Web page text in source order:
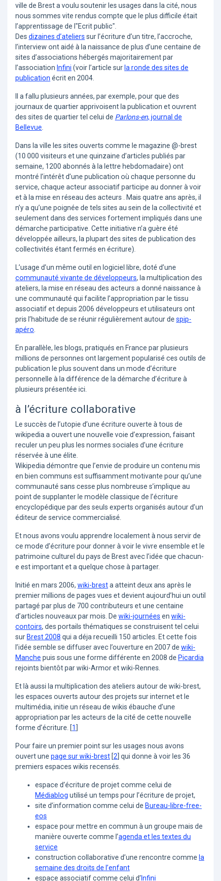
ville de Brest a voulu soutenir les usages dans la cité, nous
nous sommes vite rendus compte que le plus difficile était
l’apprentissage de l"Ecrit public".
Des dizaines d’ateliers sur l’écriture d’un titre, l’accroche,
l’interview ont aidé à la naissance de plus d’une centaine de
sites d’associations hébergés majoritairement par
l’association Infini (voir l’article sur la ronde des sites de
publication écrit en 2004.
Il a fallu plusieurs années, par exemple, pour que des
journaux de quartier apprivoisent la publication et ouvrent
des sites de quartier tel celui de Parlons-en, journal de
Bellevue.
Dans la ville les sites ouverts comme le magazine @-brest
(10 000 visiteurs et une quinzaine d’articles publiés par
semaine, 1200 abonnés à la lettre hebdomadaire) ont
montré l’intérêt d’une publication où chaque personne du
service, chaque acteur associatif participe au donner à voir
et à la mise en réseau des acteurs . Mais quatre ans après, il
n’y a qu’une poignée de tels sites au sein de la collectivité et
seulement dans des services fortement impliqués dans une
démarche participative. Cette initiative n’a guère été
développée ailleurs, la plupart des sites de publication des
collectivités étant fermés en écriture).
L’usage d’un même outil en logiciel libre, doté d’une
communauté vivante de développeurs, la multiplication des
ateliers, la mise en réseau des acteurs a donné naissance à
une communauté qui facilite l’appropriation par le tissu
associatif et depuis 2006 développeurs et utilisateurs ont
pris l’habitude de se réunir régulièrement autour de spip-
apéro.
En parallèle, les blogs, pratiqués en France par plusieurs
millions de personnes ont largement popularisé ces outils de
publication le plus souvent dans un mode d’écriture
personnelle à la différence de la démarche d’écriture à
plusieurs présentée ici.
à l’écriture collaborative
Le succès de l’utopie d’une écriture ouverte à tous de
wikipedia a ouvert une nouvelle voie d’expression, faisant
reculer un peu plus les normes sociales d’une écriture
réservée à une élite.
Wikipedia démontre que l’envie de produire un contenu mis
en bien communs est suffisamment motivante pour qu’une
communauté sans cesse plus nombreuse s’implique au
point de supplanter le modèle classique de l’écriture
encyclopédique par des seuls experts organisés autour d’un
éditeur de service commercialisé.
Et nous avons voulu apprendre localement à nous servir de
ce mode d’écriture pour donner à voir le vivre ensemble et le
patrimoine culturel du pays de Brest avec l’idée que chacun-
e est important et a quelque chose à partager.
Initié en mars 2006, wiki-bresta atteint deux ans après le
premier millions de pages vues et devient aujourd’hui un outil
partagé par plus de 700 contributeurs et une centaine
d’articles nouveaux par mois. De wiki-journées en wiki-
contoirs, des portails thématiques se construisent tel celui
sur Brest 2008 qui a déja recueilli 150 articles. Et cette fois
l’idée semble se diffuser avec l’ouverture en 2007 de wiki-
Manche puis sous une forme différente en 2008 de Picardia
rejoints bientôt par wiki-Armor et wiki-Rennes.
Et là aussi la multiplication des ateliers autour de wiki-brest,
les espaces ouverts autour des projets sur internet et le
multimédia, initie un réseau de wikis ébauche d’une
appropriation par les acteurs de la cité de cette nouvelle
forme d’écriture. [1
Pour faire un premier point sur les usages nous avons
ouvert une page sur wiki-brest [2 qui donne à voir les 36
premiers espaces wikis recensés.
espace d’écriture de projet comme celui de
Médiablog utilisé un temps pour l’écriture de projet,
site d’information comme celui de Bureau-libre-free-
eos
espace pour mettre en commun à un groupe mais de
manière ouverte comme l’agenda et les textes du
service
construction collaborative d’une rencontre comme la
semaine des droits de l’enfant
espace associatif comme celui d’ Infini